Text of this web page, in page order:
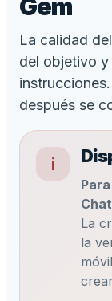
Gem
La calidad
del objetivo y
después se
i
La
la